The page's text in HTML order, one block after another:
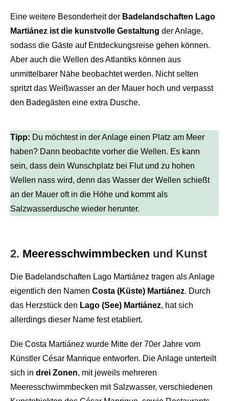
Eine weitere Besonderheit der Badelandschaften Lago
Martiánez ist die kunstvolle Gestaltung der Anlage,
sodass die Gäste auf Entdeckungsreise gehen können.
Aber auch die Wellen des Atlantiks können aus
unmittelbarer Nähe beobachtet werden. Nicht selten
spritzt das Weißwasser an der Mauer hoch und verpasst
den Badegästen eine extra Dusche.
Tipp: Du möchtest in der Anlage einen Platz am Meer
haben? Dann beobachte vorher die Wellen. Es kann
sein, dass dein Wunschplatz bei Flut und zu hohen
Wellen nass wird, denn das Wasser der Wellen schießt
an der Mauer oft in die Höhe und kommt als
Salzwasserdusche wieder herunter.
2. Meeresschwimmbecken und Kunst
Die Badelandschaften Lago Martiánez tragen als Anlage
eigentlich den Namen Costa (Küste) Martiánez. Durch
das Herzstück den Lago (See) Martiánez, hat sich
allerdings dieser Name fest etabliert.
Die Costa Martiánez wurde Mitte der 70er Jahre vom
Künstler César Manrique entworfen. Die Anlage unterteilt
sich in drei Zonen, mit jeweils mehreren
Meeresschwimmbecken mit Salzwasser, verschiedenen